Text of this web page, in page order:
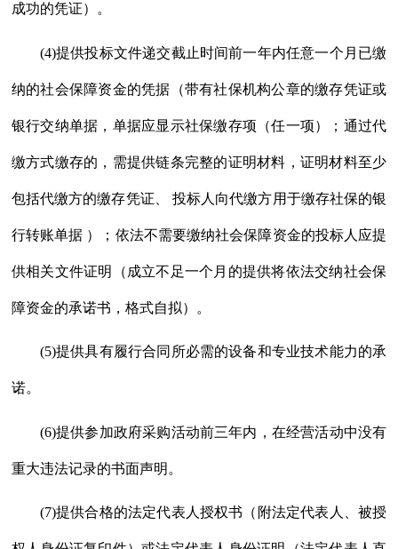
成功的凭证）。
(4)提供投标文件递交截止时间前一年内任意一个月已缴
纳的社会保障资金的凭据（带有社保机构公章的缴存凭证或
银行交纳单据，单据应显示社保缴存项（任一项）；通过代
缴方式缴存的，需提供链条完整的证明材料，证明材料至少
包括代缴方的缴存凭证、 投标人向代缴方用于缴存社保的银
行转账单据 ）；依法不需要缴纳社会保障资金的投标人应提
供相关文件证明（成立不足一个月的提供将依法交纳社会保
障资金的承诺书，格式自拟）。
(5)提供具有履行合同所必需的设备和专业技术能力的承
诺。
(6)提供参加政府采购活动前三年内，在经营活动中没有
重大违法记录的书面声明。
(7)提供合格的法定代表人授权书（附法定代表人、被授